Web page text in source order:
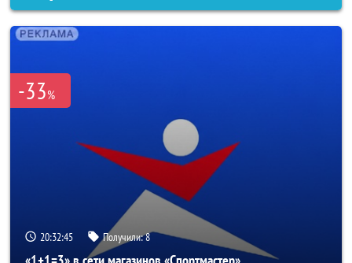
-33%
20:32:43 Получили:8